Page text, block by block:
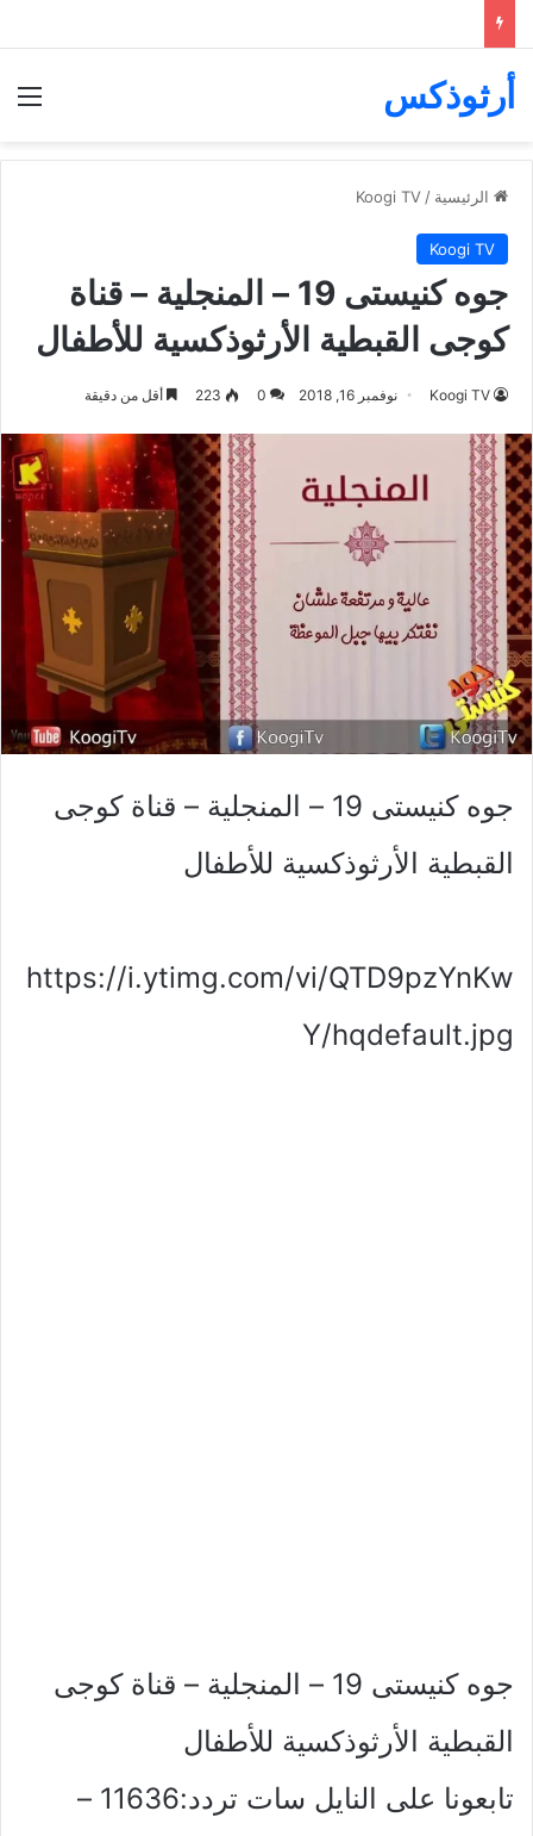
أرثوذكس
الرئيسية /
Koogi TV
Koogi TV
جوه كنيستى 19 – المنجلية – قناة
كوجى القبطية الأرثوذكسية للأطفال
Koogi TV نوفمبر 16, 2018 0
223 أقل من دقيقة
جوه كنيستى 19 – المنجلية – قناة كوجى
القبطية الأرثوذكسية للأطفال
https://i.ytimg.com/vi/QTD9pzYnKw
Y/hqdefault.jpg
جوه كنيستى 19 – المنجلية – قناة كوجى
القبطية الأرثوذكسية للأطفال
تابعونا على النايل سات تردد:11636 –